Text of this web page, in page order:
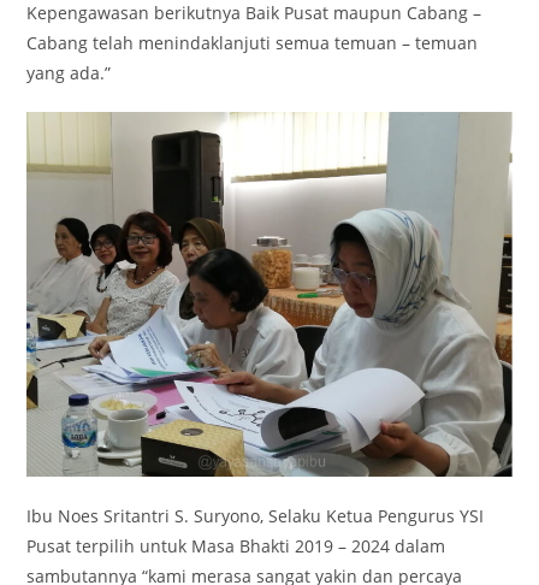
Kepengawasan berikutnya Baik Pusat maupun Cabang –
Cabang telah menindaklanjuti semua temuan – temuan
yang ada.”
Ibu Noes Sritantri S. Suryono, Selaku Ketua Pengurus YSI
Pusat terpilih untuk Masa Bhakti 2019 – 2024 dalam
sambutannya “kami merasa sangat yakin dan percaya